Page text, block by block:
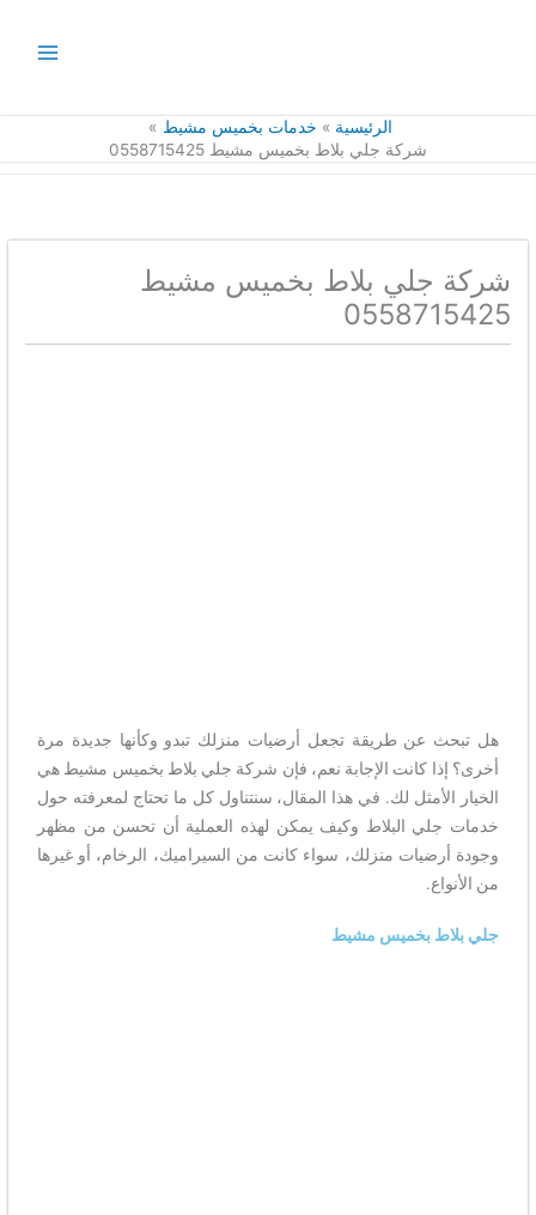
الرئيسية
خدمات بخميس مشيط
شركة جلي بلاط بخميس مشيط 0558715425
شركة جلي بلاط بخميس مشيط
0558715425
هل تبحث عن طريقة تجعل أرضيات منزلك تبدو وكأنها جديدة مرة
أخرى؟ إذا كانت الإجابة نعم، فإن شركة جلي بلاط بخميس مشيط هي
الخيار الأمثل لك. في هذا المقال، سنتناول كل ما تحتاج لمعرفته حول
خدمات جلي البلاط وكيف يمكن لهذه العملية أن تحسن من مظهر
وجودة أرضيات منزلك، سواء كانت من السيراميك، الرخام، أو غيرها
من الأنواع.
جلي بلاط بخميس مشيط